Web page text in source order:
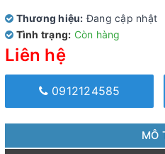
Thương hiệu: Đang cập nhật
Tình trạng: Còn hàng
Liên hệ
0912124585
MÔ